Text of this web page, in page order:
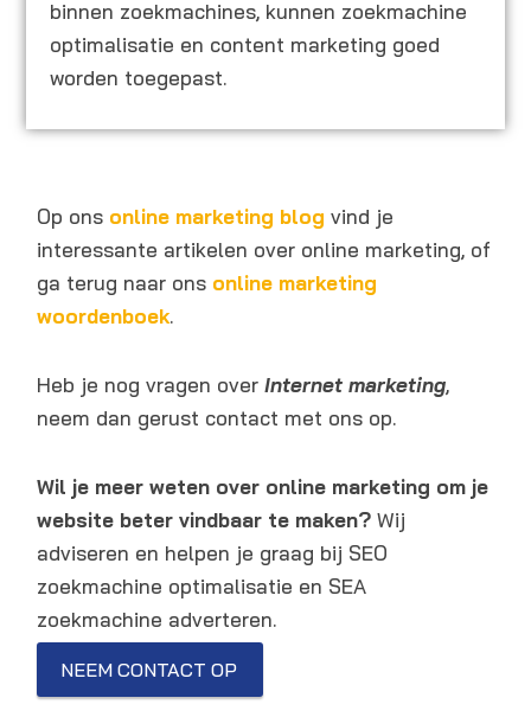
Op ons online marketing blog vind je
interessante artikelen over online marketing, of
ga terug naar ons online marketing
woordenboek.
Heb je nog vragen overInternet marketing,
neem dan gerust contact met ons op.
Wil je meer weten over online marketing om je
website beter vindbaar te maken? Wij
adviseren en helpen je graag bij SEO
zoekmachine optimalisatie en SEA
zoekmachine adverteren.
NEEM CONTACT OP
binnen zoekmachines, kunnen zoekmachine
optimalisatie en content marketing goed
worden toegepast.